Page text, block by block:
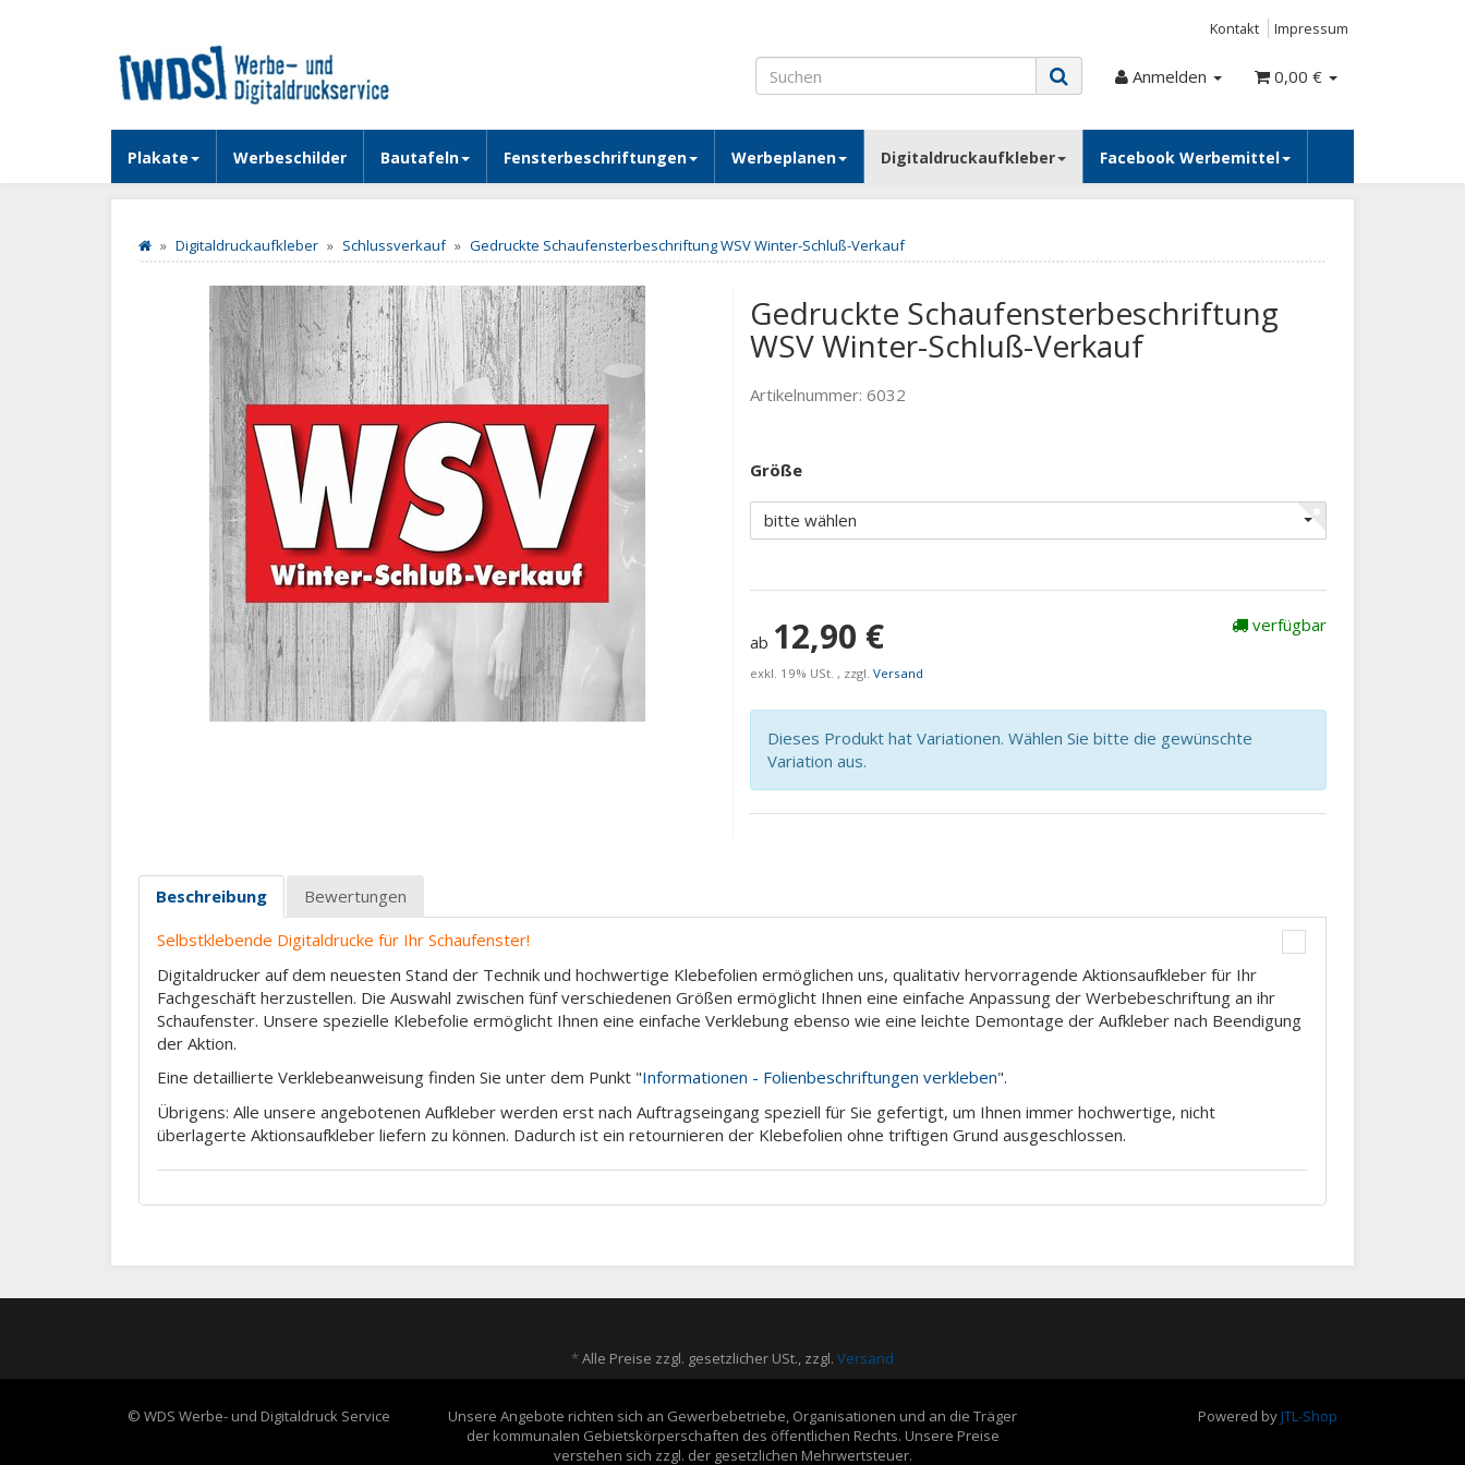
Kontakt Impressum
Anmelden 0,00 €
Plakate Werbeschilder Bautafeln Fensterbeschriftungen Werbeplanen Digitaldruckaufkleber Facebook Werbemittel
Digitaldruckaufkleber Schlussverkauf Gedruckte Schaufensterbeschriftung WSV Winter-Schluß-Verkauf
Gedruckte Schaufensterbeschriftung
WSV Winter-Schluß-Verkauf
Artikelnummer: 6032
Größe
bitte wählen
ab 12,90 €
exkl. 19% USt. , zzgl. Versand
verfügbar
Dieses Produkt hat Variationen. Wählen Sie bitte die gewünschte
Variation aus.
Beschreibung
Bewertungen
Selbstklebende Digitaldrucke für Ihr Schaufenster!
Digitaldrucker auf dem neuesten Stand der Technik und hochwertige Klebefolien ermöglichen uns, qualitativ hervorragende Aktionsaufkleber für Ihr
Fachgeschäft herzustellen. Die Auswahl zwischen fünf verschiedenen Größen ermöglicht Ihnen eine einfache Anpassung der Werbebeschriftung an ihr
Schaufenster. Unsere spezielle Klebefolie ermöglicht Ihnen eine einfache Verklebung ebenso wie eine leichte Demontage der Aufkleber nach Beendigung
der Aktion.
Eine detaillierte Verklebeanweisung finden Sie unter dem Punkt "Informationen - Folienbeschriftungen verkleben".
Übrigens: Alle unsere angebotenen Aufkleber werden erst nach Auftragseingang speziell für Sie gefertigt, um Ihnen immer hochwertige, nicht
überlagerte Aktionsaufkleber liefern zu können. Dadurch ist ein retournieren der Klebefolien ohne triftigen Grund ausgeschlossen.
*Alle Preise zzgl. gesetzlicher USt., zzgl. Versand
© WDS Werbe- und Digitaldruck Service
Unsere Angebote richten sich an Gewerbebetriebe, Organisationen und an die Träger
der kommunalen Gebietskörperschaften des öffentlichen Rechts. Unsere Preise
verstehen sich zzgl. der gesetzlichen Mehrwertsteuer.
Powered by JTL-Shop